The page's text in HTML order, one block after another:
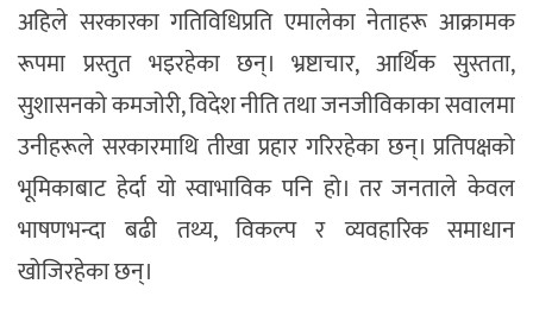
अहिले सरकारका गतिविधिप्रति एमालेका नेताहरू आक्रामक
रूपमा प्रस्तुत भइरहेका छन्। भ्रष्टाचार, आर्थिक सुस्तता,
सुशासनको कमजोरी, विदेश नीति तथा जनजीविकाका सवालमा
उनीहरूले सरकारमाथि तीखा प्रहार गरिरहेका छन्। प्रतिपक्षको
भूमिकाबाट हेर्दा यो स्वाभाविक पनि हो। तर जनताले केवल
भाषणभन्दा बढी तथ्य, विकल्प र व्यवहारिक समाधान
खोजिरहेका छन्।